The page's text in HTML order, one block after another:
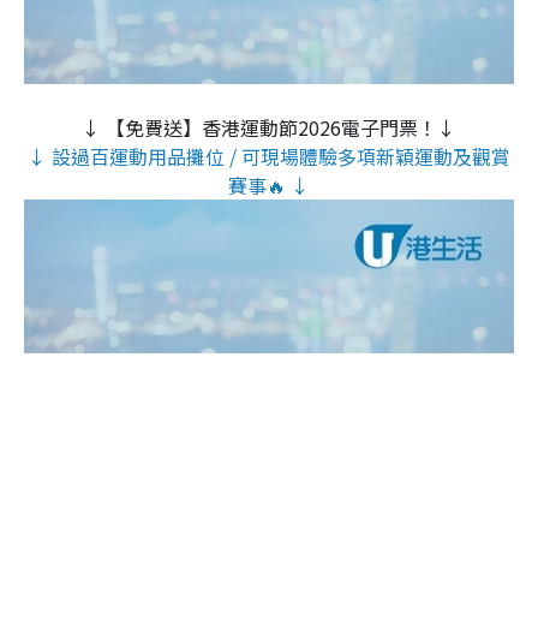
↓ 【免費送】香港運動節2026電子門票！↓
↓ 設過百運動用品攤位 / 可現場體驗多項新穎運動及觀賞
賽事🔥 ↓